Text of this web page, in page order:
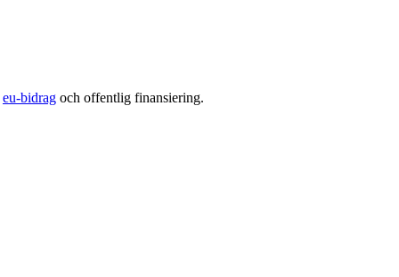
eu-bidrag och offentlig finansiering.